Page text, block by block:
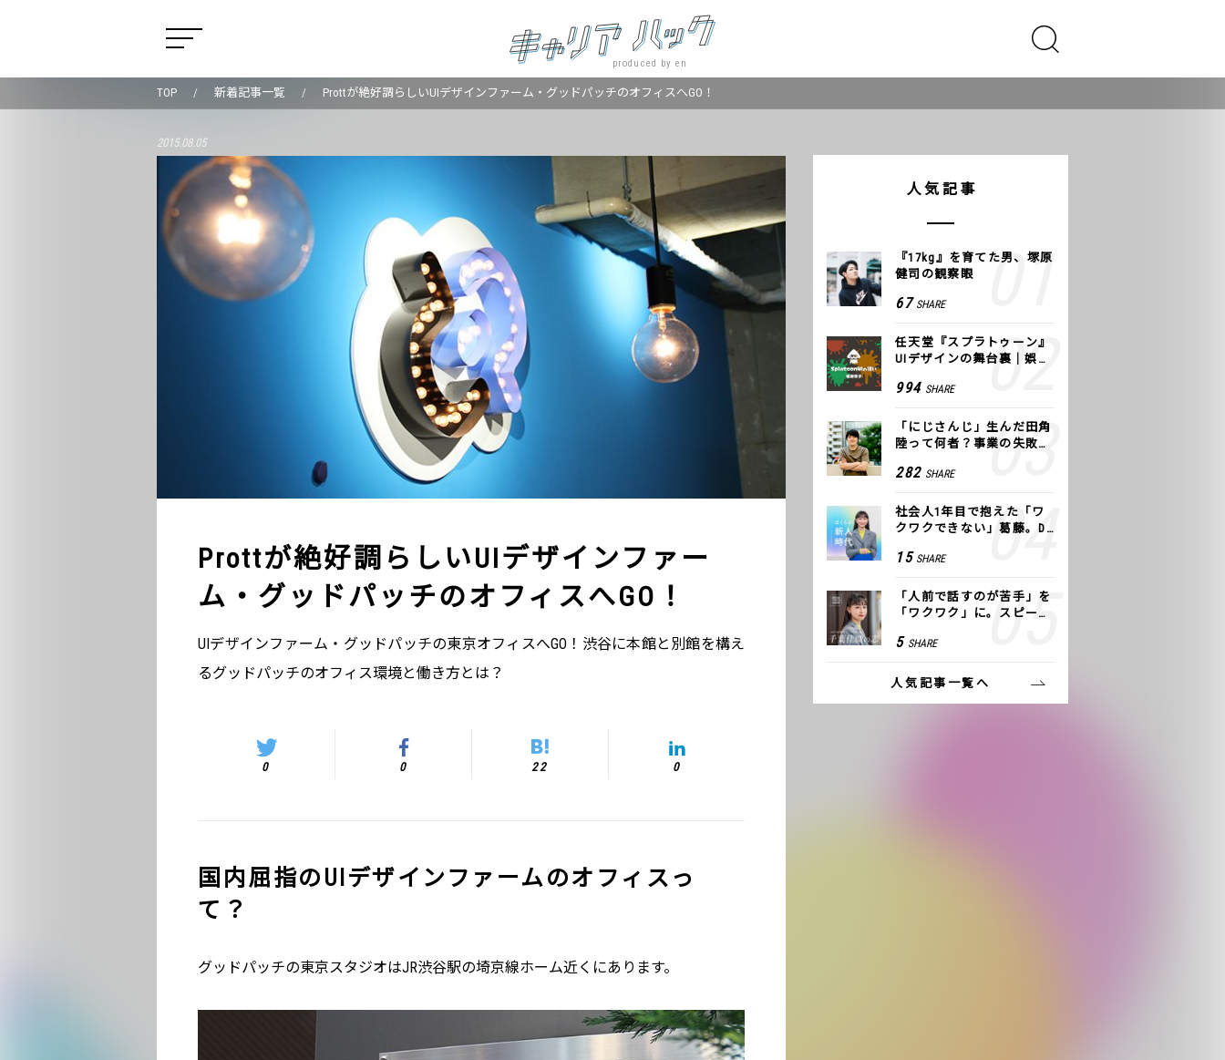
produced by en
TOP 新着記事一覧 Prottが絶好調らしいUIデザインファーム・グッドパッチのオフィスへGO！
2015.08.05
Prottが絶好調らしいUIデザインファー
ム・グッドパッチのオフィスへGO！
UIデザインファーム・グッドパッチの東京オフィスへGO！渋谷に本館と別館を構え
るグッドパッチのオフィス環境と働き方とは？
0 0 22 0
国内屈指のUIデザインファームのオフィスっ
て？
グッドパッチの東京スタジオはJR渋谷駅の埼京線ホーム近くにあります。
人気記事
『17kg』を育てた男、塚原
健司の観察眼
67 SHARE
任天堂『スプラトゥーン』
UIデザインの舞台裏｜娯楽
994 SHARE
「にじさんじ」生んだ田角
陸って何者？事業の失敗
COLOR
282 SHARE
社会人1年目で抱えた「ワ
クワクできない」葛藤。De
つけた、私の生きる道
15 SHARE
「人前で話すのが苦手」を
「ワクワク」に。スピーチ
方トレーニング」に込めた
5 SHARE
人気記事一覧へ